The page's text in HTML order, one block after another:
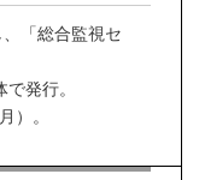
「総合監視セ
発行。
）。